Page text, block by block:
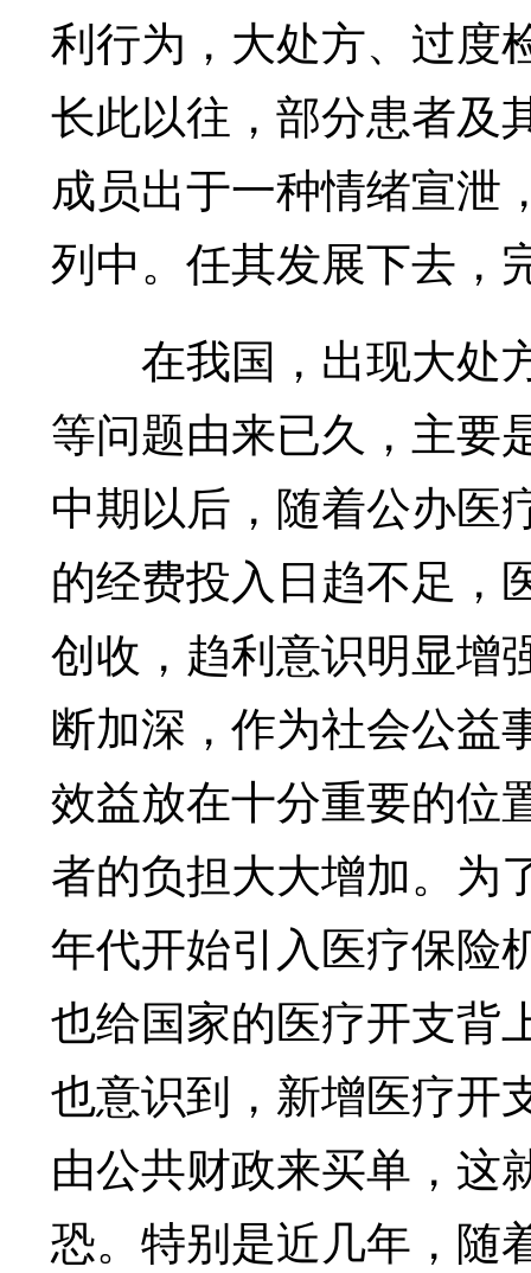
利行为，大处方、过度
长此以往，部分患者及
成员出于一种情绪宣泄
列中。任其发展下去，
在我国，出现大处
等问题由来已久，主要
中期以后，随着公办医
的经费投入日趋不足，
创收，趋利意识明显增
断加深，作为社会公益
效益放在十分重要的位
者的负担大大增加。为
年代开始引入医疗保险
也给国家的医疗开支背
也意识到，新增医疗开
由公共财政来买单，这
恐。特别是近几年，随